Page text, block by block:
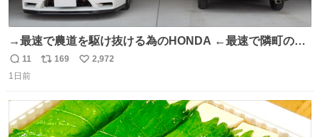
→最速で農道を駆け抜ける為のHONDA ←最速で隣町の集
会所に行く為のHONDA
返
信
11
リ
ト
数
169
い
数
2,972
1日前